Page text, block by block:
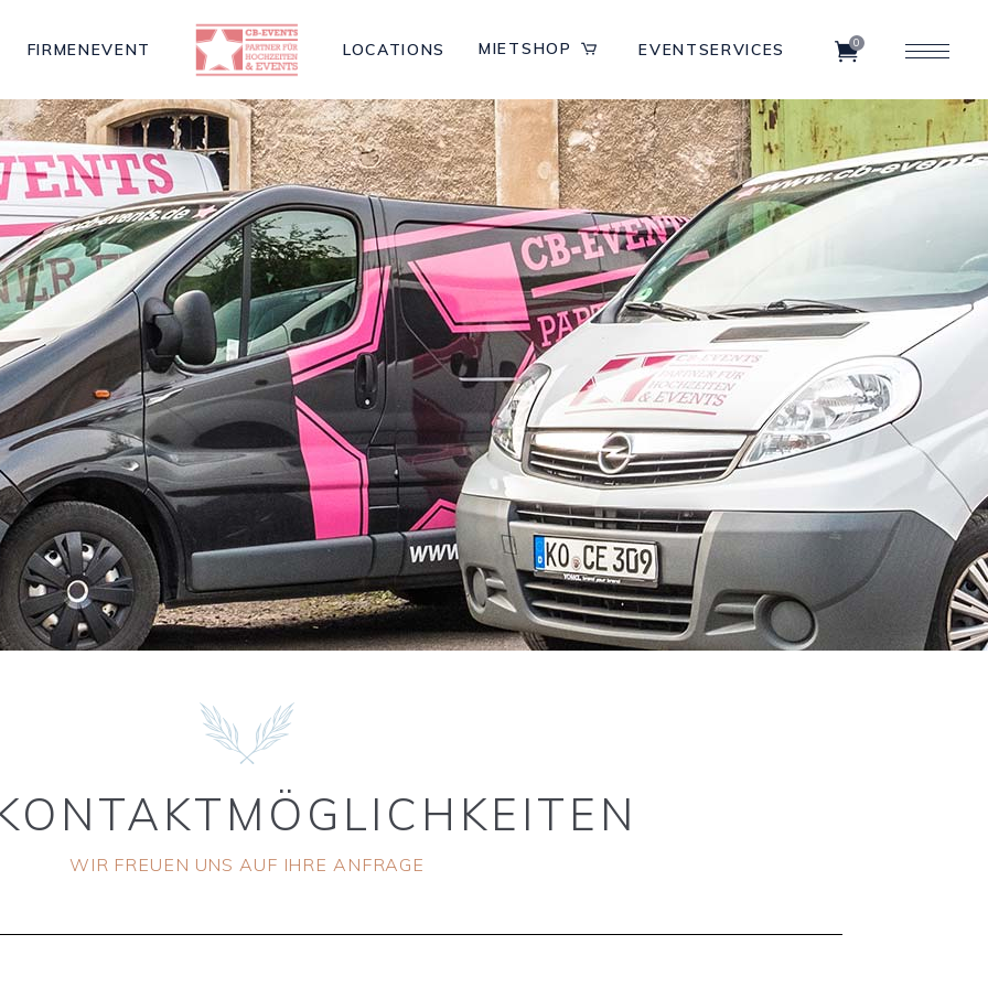
FIRMENEVENT LOCATIONS MIETSHOP EVENTSERVICES 0
WIR FREUEN UNS AUF IHRE ANFRAGE​